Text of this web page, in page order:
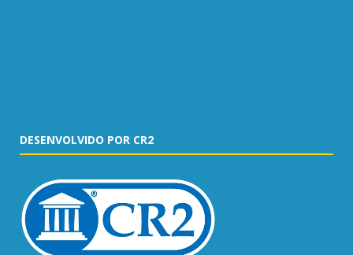
DESENVOLVIDO POR CR2